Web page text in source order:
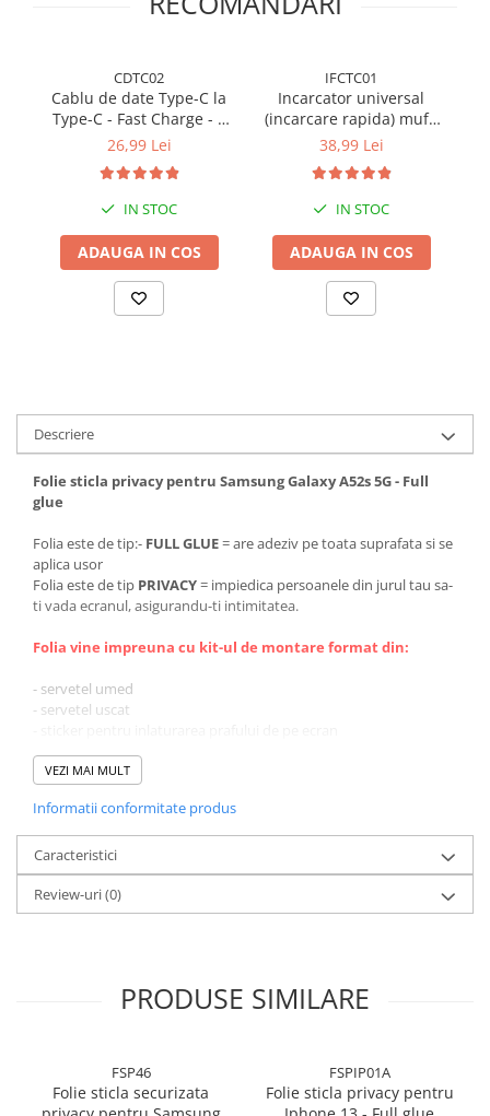
CDTC02
Cablu de date Type-C la
Type-C - Fast Charge - 1
metru - Alb
26,99 Lei
IN STOC
ADAUGA IN COS
IFCTC01
Incarcator universal
(incarcare rapida) mufa
Type-C 20W - Alb
38,99 Lei
IN STOC
ADAUGA IN COS
Descriere
Folie sticla privacy pentru Samsung Galaxy A52s 5G - Full
glue
Folia este de tip:- FULL GLUE= are adeziv pe toata suprafata si se
aplica usor
Folia este de tip PRIVACY= impiedica persoanele din jurul tau sa-
ti vada ecranul, asigurandu-ti intimitatea.
Folia vine impreuna cu kit-ul de montare format din:
- servetel umed
- servetel uscat
VEZI MAI MULT
Informatii conformitate produs
Caracteristici
Review-uri(0)
PRODUSE SIMILARE
FSP46
Folie sticla securizata
FSPIP01A
Folie sticla privacy pentru